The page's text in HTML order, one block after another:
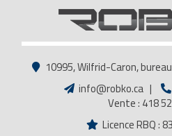
10995, Wilfrid-Caron,
info@robko.ca |
Vente : 418
Licence RBQ :